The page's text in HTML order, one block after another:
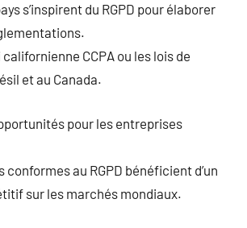
s’inspirent du RGPD pour élaborer
CCPA ou les lois de
et au Canada.
pour les entreprises
au RGPD bénéficient d’un
sur les marchés mondiaux.